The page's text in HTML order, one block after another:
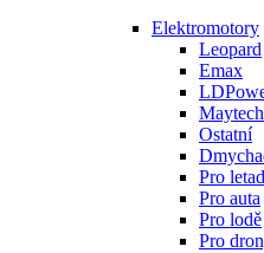
Elektromotory
Leopard
Emax
Maytech
Ostatní
Pro
Pro auta
Pro lodě
Pro